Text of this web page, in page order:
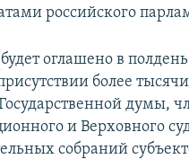
российского
будет оглашено в
более
думы,
и Верховного
собраний